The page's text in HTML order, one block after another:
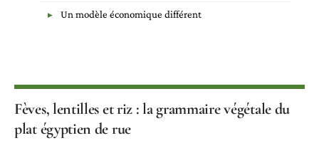
Un modèle économique différent
Fèves, lentilles et riz : la grammaire végétale du
plat égyptien de rue